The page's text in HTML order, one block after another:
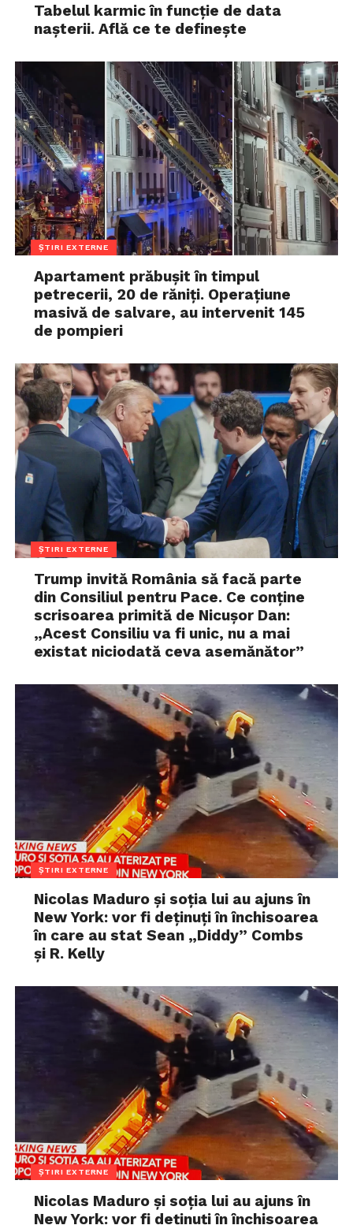
Tabelul karmic în funcție de data
nașterii. Află ce te definește
ȘTIRI EXTERNE
Apartament prăbușit în timpul
petrecerii, 20 de răniți. Operațiune
masivă de salvare, au intervenit 145
de pompieri
ȘTIRI EXTERNE
Trump invită România să facă parte
din Consiliul pentru Pace. Ce conține
scrisoarea primită de Nicușor Dan:
„Acest Consiliu va fi unic, nu a mai
existat niciodată ceva asemănător”
ȘTIRI EXTERNE
Nicolas Maduro și soția lui au ajuns în
New York: vor fi deținuți în închisoarea
în care au stat Sean „Diddy” Combs
și R. Kelly
ȘTIRI EXTERNE
Nicolas Maduro și soția lui au ajuns în
New York: vor fi deținuți în închisoarea